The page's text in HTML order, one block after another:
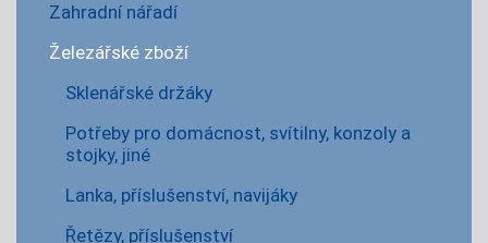
Zahradní nářadí
Železářské zboží
Sklenářské držáky
Potřeby pro domácnost, svítilny, konzoly a
stojky, jiné
Lanka, příslušenství, navijáky
Řetězy, příslušenství